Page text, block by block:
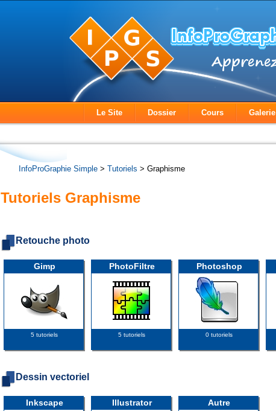
Le Site Dossier Cours Galerie
InfoProGraphie Simple >Tutoriels > Graphisme
Tutoriels Graphisme
Retouche photo
Gimp
5 tutoriels
PhotoFiltre
5 tutoriels
Photoshop
0 tutoriels
Dessin vectoriel
Inkscape Illustrator Autre